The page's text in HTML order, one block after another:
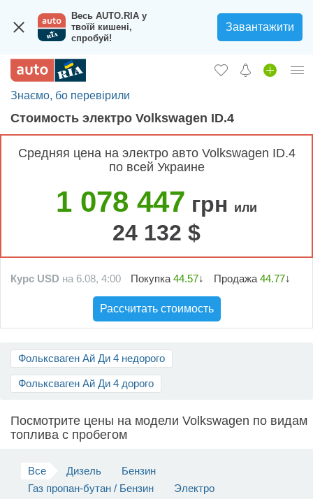
Весь AUTO.RIA у
твоїй кишені,
спробуй!
Завантажити
Вход в кабинет
Збір на авто для ЗСУ
Автомобили б/у
Новости
Загрузить приложение
Знаємо, бо перевірили
Cтоимость электро Volkswagen ID.4
Средняя цена на электро авто Volkswagen ID.4
по всей Украине
1 078 447 грн или
24 132 $
Курс USD на 6.08, 4:00 Покупка 44.57↓ Продажа 44.77↓
Рассчитать стоимость
Фольксваген Ай Ди 4 недорого
Фольксваген Ай Ди 4 дорого
Посмотрите цены на модели Volkswagen по видам
топлива c пробегом
Все Дизель
Бензин
Газ пропан-бутан / Бензин
Электро